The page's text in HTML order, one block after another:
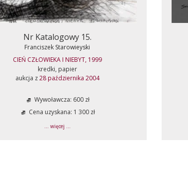
Nr Katalogowy 15.
Franciszek Starowieyski
CIEŃ CZŁOWIEKA I NIEBYT, 1999
kredki, papier
aukcja z28 października 2004
Wywoławcza: 600 zł
Cena uzyskana: 1 300 zł
... więcej ...